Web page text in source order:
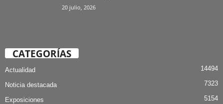
20 julio, 2026
CATEGORÍAS
Actualidad 14494
Noticia destacada 7323
Exposiciones 5154